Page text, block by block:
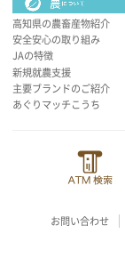
高知県の農畜産物紹介
安全安心の取り組み
JAの特徴
新規就農支援
主要ブランドのご紹介
あぐりマッチこうち
お問い合わせ